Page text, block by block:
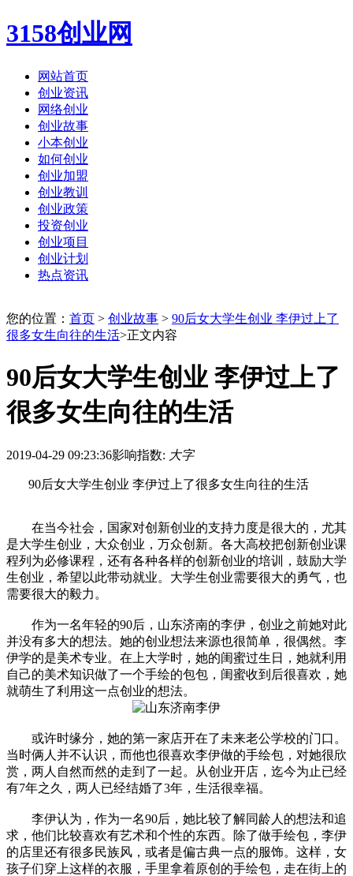
3158创业网
网站首页
创业资讯
网络创业
创业故事
小本创业
如何创业
创业加盟
创业教训
创业政策
投资创业
创业项目
创业计划
热点资讯
您的位置： 首页 > 创业故事 > 90后女大学生创业 李伊过上了
很多女生向往的生活>正文内容
90后女大学生创业 李伊过上了
很多女生向往的生活
2019-04-29 09:23:36影响指数: 大字
90后女大学生创业 李伊过上了很多女生向往的生活
在当今社会，国家对创新创业的支持力度是很大的，尤其
是大学生创业，大众创业，万众创新。各大高校把创新创业课
程列为必修课程，还有各种各样的创新创业的培训，鼓励大学
生创业，希望以此带动就业。大学生创业需要很大的勇气，也
需要很大的毅力。
作为一名年轻的90后，山东济南的李伊，创业之前她对此
并没有多大的想法。她的创业想法来源也很简单，很偶然。李
伊学的是美术专业。在上大学时，她的闺蜜过生日，她就利用
自己的美术知识做了一个手绘的包包，闺蜜收到后很喜欢，她
就萌生了利用这一点创业的想法。
或许时缘分，她的第一家店开在了未来老公学校的门口。
当时俩人并不认识，而他也很喜欢李伊做的手绘包，对她很欣
赏，两人自然而然的走到了一起。从创业开店，迄今为止已经
有7年之久，两人已经结婚了3年，生活很幸福。
李伊认为，作为一名90后，她比较了解同龄人的想法和追
求，他们比较喜欢有艺术和个性的东西。除了做手绘包，李伊
的店里还有很多民族风，或者是偏古典一点的服饰。这样，女
孩子们穿上这样的衣服，手里拿着原创的手绘包，走在街上的